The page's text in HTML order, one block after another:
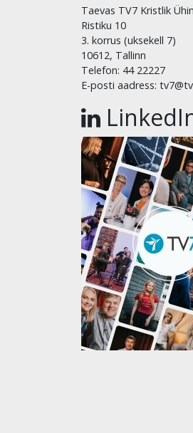
Taevas TV7 Kristlik
Ristiku 10
3. korrus (uksekell 7)
10612, Tallinn
Telefon: 44 22227
E-posti aadress: